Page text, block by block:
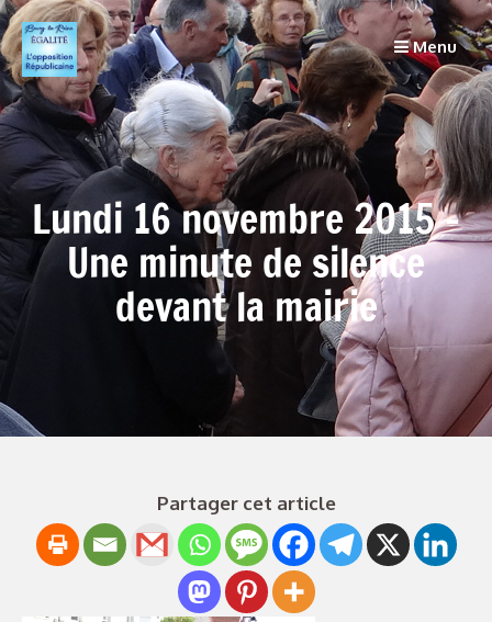
Passer
au
contenu
Menu
Lundi 16 novembre 2015 –
Une minute de silence
devant la mairie
Partager cet article